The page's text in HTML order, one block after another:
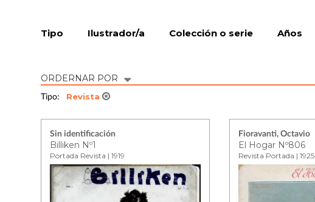
Tipo Ilustrador/a Colección o serie Años
ORDERNAR POR
Tipo: Revista
Sin identificación
Billiken Nº1
Portada Revista | 1919
Fioravanti, Octavio
El Hogar Nº806
Revista Portada | 1925